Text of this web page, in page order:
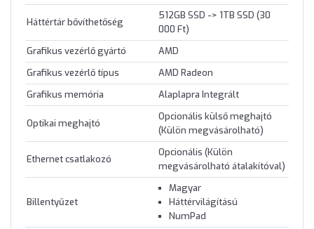
Háttértár bővíthetőség
512GB SSD -> 1TB SSD (30
000 Ft)
Grafikus vezérlő gyártó
AMD
Grafikus vezérlő típus
AMD Radeon
Grafikus memória
Alaplapra Integrált
Optikai meghajtó
Opcionális külső meghajtó
(Külön megvásárolható)
Ethernet csatlakozó
Opcionális (Külön
megvásárolható átalakítóval)
Billentyűzet
Magyar
Háttérvilágítású
NumPad